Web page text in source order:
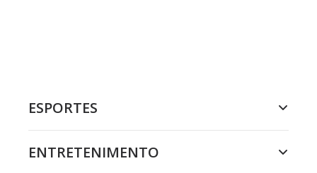
ESPORTES
ENTRETENIMENTO